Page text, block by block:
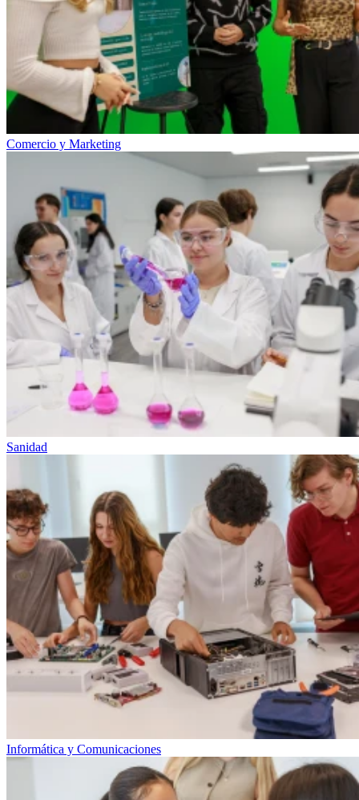
Comercio y Marketing
Sanidad
Informática y Comunicaciones